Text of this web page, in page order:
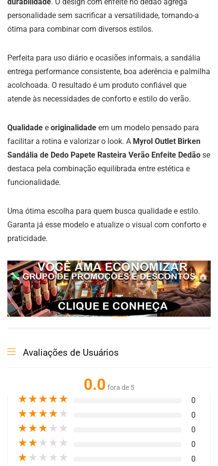
personalidade sem sacrificar a versatilidade, tornando-a
ótima para combinar com diversos estilos.
Perfeita para uso diário e ocasiões informais, a sandália
entrega performance consistente, boa aderência e palmilha
acolchoada. O resultado é um produto confiável que
atende às necessidades de conforto e estilo do verão.
Qualidade e originalidade em um modelo pensado para
facilitar a rotina e valorizar o look. A Myrol Outlet Birken
Sandália de Dedo Papete Rasteira Verão Enfeite Dedão se
destaca pela combinação equilibrada entre estética e
funcionalidade.
Uma ótima escolha para quem busca qualidade e estilo.
Garanta já esse modelo e atualize o visual com conforto e
praticidade.
Avaliações de Usuários
0.0 fora de 5
★★★★★ 0
★★★★ ★ 0
★★★ ★ ★ 0
★★ ★ ★ ★ 0
★ ★ ★ ★ ★ 0